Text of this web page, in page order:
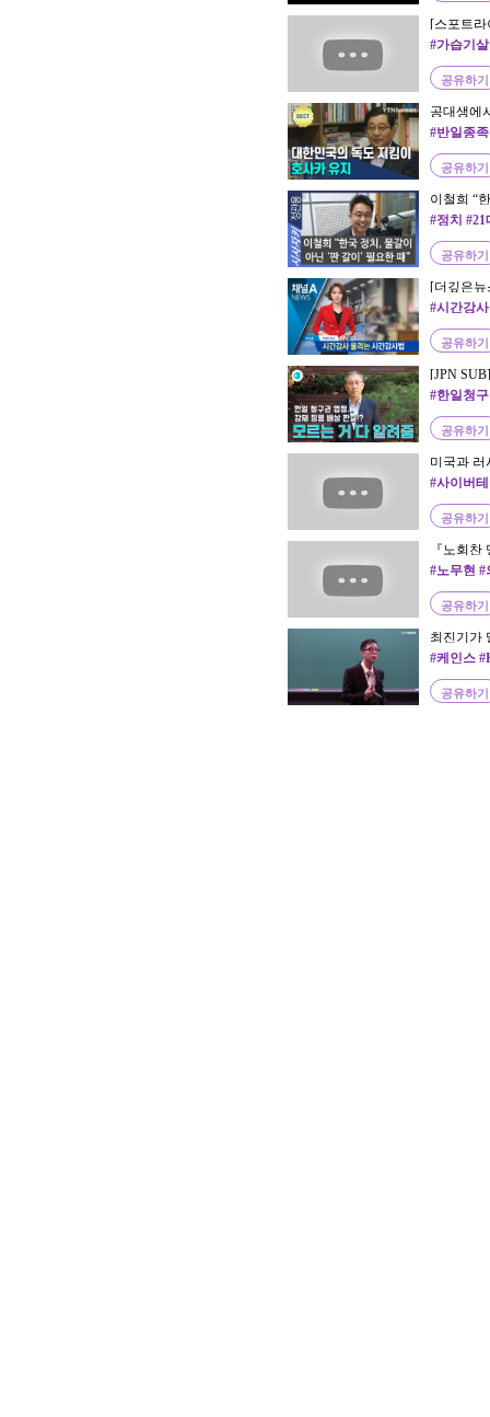
[스포트라
한민국, '
#가습기
공유하기
공대생에
은? / YTN
#반일종
공유하기
이철희 “
때”｜386
다
#정치
공유하기
[더깊은
#시간강
공유하기
[JPN
모르는 거
#한일청
공유하기
미국과 러
#사이버
공유하기
『노회
#노무현 #
공유하기
최진기가
의미를 밝
#케인스
관의문법
공유하기